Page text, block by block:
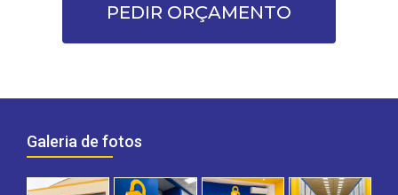
PEDIR ORÇAMENTO
Galeria de fotos